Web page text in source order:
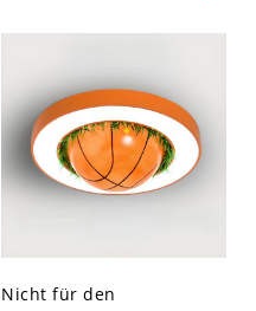
Nicht für den